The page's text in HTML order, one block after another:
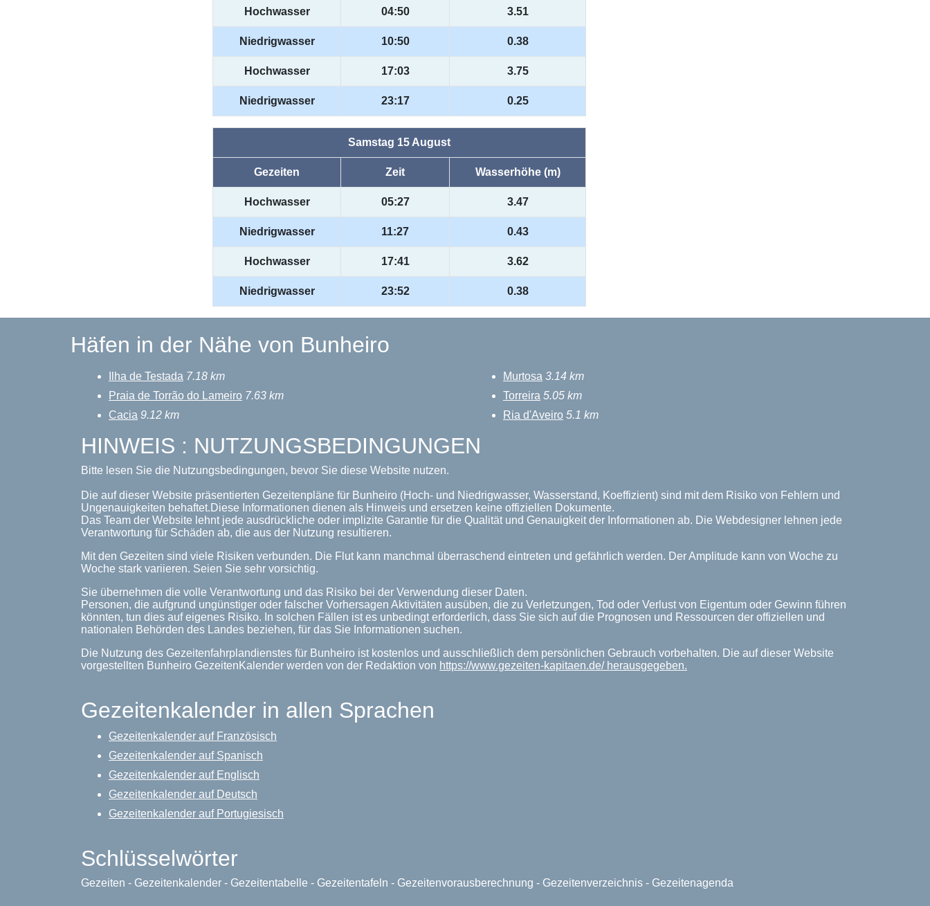
Hochwasser 04:50 3.51
Niedrigwasser 10:50 0.38
Hochwasser 17:03 3.75
Niedrigwasser 23:17 0.25
Samstag 15 August
Gezeiten Zeit Wasserhöhe (m)
Hochwasser 05:27 3.47
Niedrigwasser 11:27 0.43
Hochwasser 17:41 3.62
Niedrigwasser 23:52 0.38
Häfen in der Nähe von Bunheiro
Ilha de Testada 7.18 km
Praia de Torrão do Lameiro 7.63 km
Cacia 9.12 km
Murtosa 3.14 km
Torreira 5.05 km
Ria d'Aveiro 5.1 km
HINWEIS : NUTZUNGSBEDINGUNGEN
Bitte lesen Sie die Nutzungsbedingungen, bevor Sie diese Website nutzen.
Die auf dieser Website präsentierten Gezeitenpläne für Bunheiro (Hoch- und Niedrigwasser, Wasserstand, Koeffizient) sind mit dem Risiko von Fehlern und
Ungenauigkeiten behaftet.Diese Informationen dienen als Hinweis und ersetzen keine offiziellen Dokumente.
Das Team der Website lehnt jede ausdrückliche oder implizite Garantie für die Qualität und Genauigkeit der Informationen ab. Die Webdesigner lehnen jede
Verantwortung für Schäden ab, die aus der Nutzung resultieren.
Mit den Gezeiten sind viele Risiken verbunden. Die Flut kann manchmal überraschend eintreten und gefährlich werden. Der Amplitude kann von Woche zu
Woche stark variieren. Seien Sie sehr vorsichtig.
Sie übernehmen die volle Verantwortung und das Risiko bei der Verwendung dieser Daten.
Personen, die aufgrund ungünstiger oder falscher Vorhersagen Aktivitäten ausüben, die zu Verletzungen, Tod oder Verlust von Eigentum oder Gewinn führen
könnten, tun dies auf eigenes Risiko. In solchen Fällen ist es unbedingt erforderlich, dass Sie sich auf die Prognosen und Ressourcen der offiziellen und
nationalen Behörden des Landes beziehen, für das Sie Informationen suchen.
Die Nutzung des Gezeitenfahrplandienstes für Bunheiro ist kostenlos und ausschließlich dem persönlichen Gebrauch vorbehalten. Die auf dieser Website
vorgestellten Bunheiro GezeitenKalender werden von der Redaktion von https://www.gezeiten-kapitaen.de/ herausgegeben.
Gezeitenkalender in allen Sprachen
Gezeitenkalender auf Französisch
Gezeitenkalender auf Spanisch
Gezeitenkalender auf Englisch
Gezeitenkalender auf Deutsch
Gezeitenkalender auf Portugiesisch
Schlüsselwörter
Gezeiten - Gezeitenkalender - Gezeitentabelle - Gezeitentafeln - Gezeitenvorausberechnung - Gezeitenverzeichnis - Gezeitenagenda